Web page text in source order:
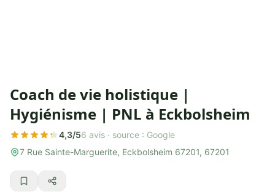
Coach de vie holistique |
Hygiénisme | PNL à Eckbolsheim
4,3/56 avis · source : Google
7 Rue Sainte-Marguerite, Eckbolsheim 67201, 67201